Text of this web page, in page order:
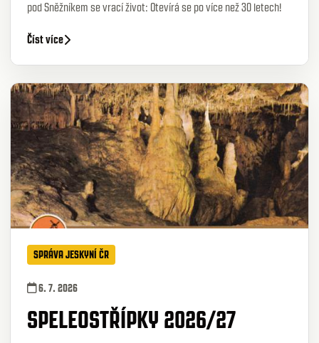
pod Sněžníkem se vrací život: Otevírá se po více než 30 letech!
Číst více
SPRÁVA JESKYNÍ ČR
6. 7. 2026
SPELEOSTŘÍPKY 2026/27